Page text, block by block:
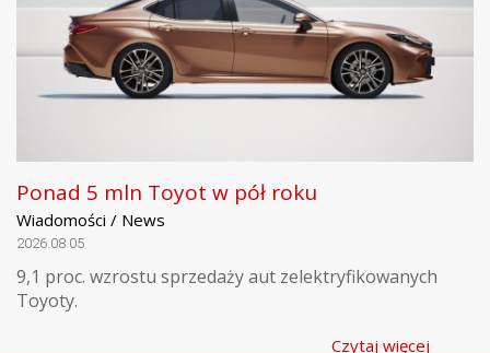
Ponad 5 mln Toyot w pół roku
Wiadomości / News
2026.08.05
9,1 proc. wzrostu sprzedaży aut zelektryfikowanych
Toyoty.
Czytaj więcej